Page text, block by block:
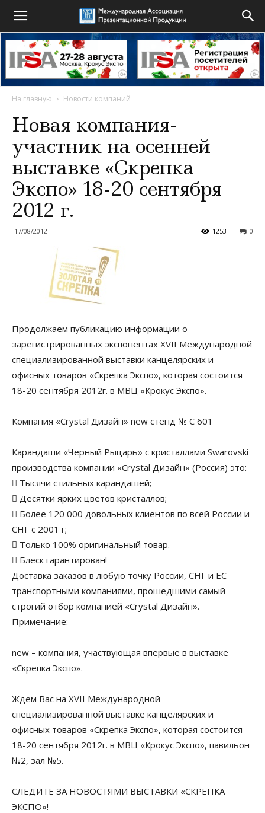
На главную Новости компаний
Новая компания-
участник на осенней
выставке «Скрепка
Экспо» 18-20 сентября
2012 г.
17/08/2012 0
1253
Продолжаем публикацию информации о
зарегистрированных экспонентах XVII Международной
специализированной выставки канцелярских и
офисных товаров «Скрепка Экспо», которая состоится
18-20 сентября 2012г. в МВЦ «Крокус Экспо».
Компания «Crystal Дизайн» new стенд № C 601
Карандаши «Черный Рыцарь» с кристаллами Swarovski
производства компании «Crystal Дизайн» (Россия) это:
 Тысячи стильных карандашей;
 Десятки ярких цветов кристаллов;
 Более 120 000 довольных клиентов по всей России и
СНГ с 2001 г;
 Только 100% оригинальный товар.
 Блеск гарантирован!
Доставка заказов в любую точку России, СНГ и ЕС
транспортными компаниями, прошедшими самый
строгий отбор компанией «Crystal Дизайн».
Примечание:
new – компания, участвующая впервые в выставке
«Скрепка Экспо».
Ждем Вас на XVII Международной
специализированной выставке канцелярских и
офисных товаров «Скрепка Экспо», которая состоится
18-20 сентября 2012г. в МВЦ «Крокус Экспо», павильон
№2, зал №5.
СЛЕДИТЕ ЗА НОВОСТЯМИ ВЫСТАВКИ «СКРЕПКА
ЭКСПО»!